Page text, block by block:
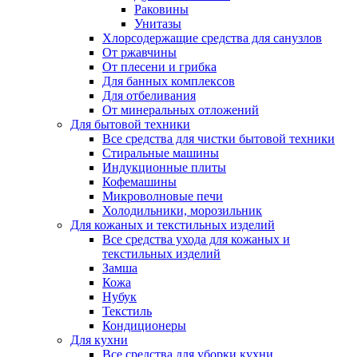
Раковины
Унитазы
Хлорсодержащие средства для санузлов
От ржавчины
От плесени и грибка
Для банных комплексов
Для отбеливания
От минеральных отложений
Для бытовой техники
Все средства для чистки бытовой техники
Стиральные машины
Индукционные плиты
Кофемашины
Микроволновые печи
Холодильники, морозильник
Для кожаных и текстильных изделий
Все средства ухода для кожаных и
текстильных изделий
Замша
Кожа
Нубук
Текстиль
Кондиционеры
Для кухни
Все средства для уборки кухни